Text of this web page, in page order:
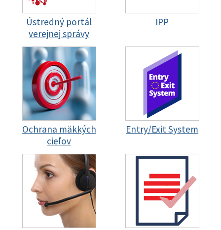
Ústredný portál
verejnej správy
IPP
Ochrana mäkkých
cieľov
Entry/Exit System